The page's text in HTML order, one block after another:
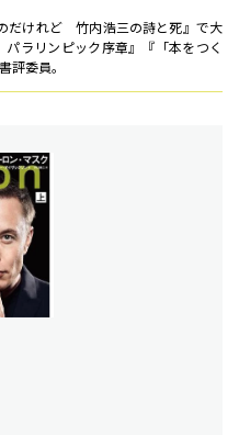
だけれど 竹内浩三の詩と死』で大
ラリンピック序章』『「本をつく
評委員。